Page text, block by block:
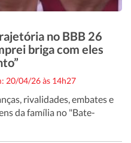
no BBB 26
briga com eles
20/04/26 às 14h27
rivalidades, embates e
da família no "Bate-